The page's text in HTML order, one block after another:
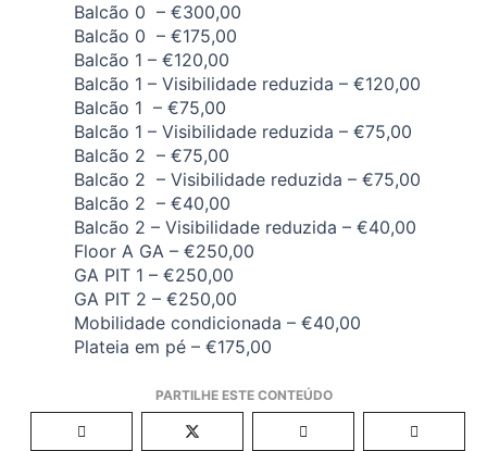
Balcão 0 – €300,00
Balcão 0 – €175,00
Balcão 1 – €120,00
Balcão 1 – Visibilidade reduzida – €120,00
Balcão 1 – €75,00
Balcão 1 – Visibilidade reduzida – €75,00
Balcão 2 – €75,00
Balcão 2 – Visibilidade reduzida – €75,00
Balcão 2 – €40,00
Balcão 2 – Visibilidade reduzida – €40,00
Floor A GA – €250,00
GA PIT 1 – €250,00
GA PIT 2 – €250,00
Mobilidade condicionada – €40,00
Plateia em pé – €175,00